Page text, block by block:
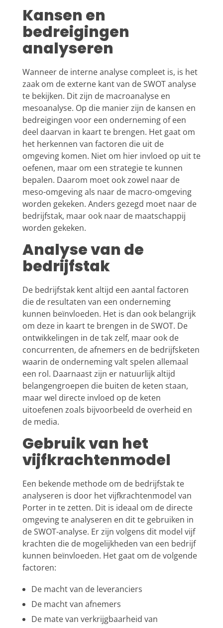
Kansen en
bedreigingen
analyseren
Wanneer de interne analyse compleet is, is het
zaak om de externe kant van de SWOT analyse
te bekijken. Dit zijn de macroanalyse en
mesoanalyse. Op die manier zijn de kansen en
bedreigingen voor een onderneming of een
deel daarvan in kaart te brengen. Het gaat om
het herkennen van factoren die uit de
omgeving komen. Niet om hier invloed op uit te
oefenen, maar om een strategie te kunnen
bepalen. Daarom moet ook zowel naar de
meso-omgeving als naar de macro-omgeving
worden gekeken. Anders gezegd moet naar de
bedrijfstak, maar ook naar de maatschappij
worden gekeken.
Analyse van de
bedrijfstak
De bedrijfstak kent altijd een aantal factoren
die de resultaten van een onderneming
kunnen beïnvloeden. Het is dan ook belangrijk
om deze in kaart te brengen in de SWOT. De
ontwikkelingen in de tak zelf, maar ook de
concurrenten, de afnemers en de bedrijfsketen
waarin de onderneming valt spelen allemaal
een rol. Daarnaast zijn er natuurlijk altijd
belangengroepen die buiten de keten staan,
maar wel directe invloed op de keten
uitoefenen zoals bijvoorbeeld de overheid en
de media.
Gebruik van het
vijfkrachtenmodel
Een bekende methode om de bedrijfstak te
analyseren is door het vijfkrachtenmodel van
Porter in te zetten. Dit is ideaal om de directe
omgeving te analyseren en dit te gebruiken in
de SWOT-analyse. Er zijn volgens dit model vijf
krachten die de mogelijkheden van een bedrijf
kunnen beïnvloeden. Het gaat om de volgende
factoren:
De macht van de leveranciers
De macht van afnemers
De mate van verkrijgbaarheid van